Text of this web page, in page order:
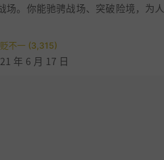
场。你能驰骋战场、突破险境，为
不一 (3,315)
年 6 月 17 日